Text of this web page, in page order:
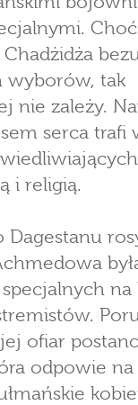
Choć
wyborów, tak
nie zależy.
serca trafi
i religią.
Dagestanu
specjalnych
ofiar
odpowie